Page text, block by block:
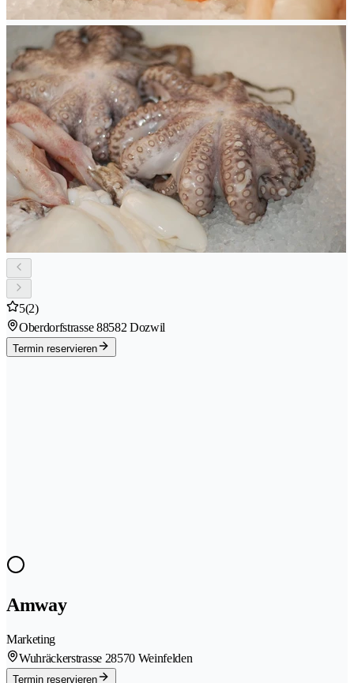
5(2)
Oberdorfstrasse 88582 Dozwil
Termin reservieren
Amway
Marketing
Wuhräckerstrasse 28570 Weinfelden
Termin reservieren